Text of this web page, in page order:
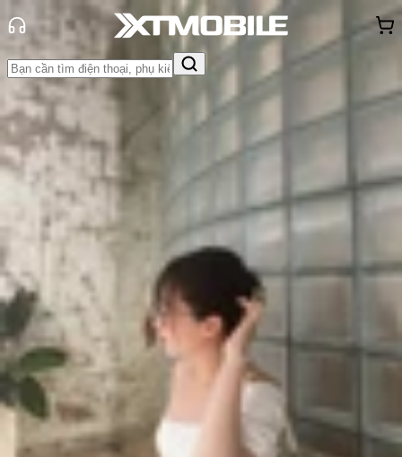
Trang chủ
Tin tức
Hỏi đáp
Tin Mới
Đánh Giá - Trên Tay
Khuyến
Thủ thuật Thông báoKhách
hàng - Sự kiện
Firebase là gì? Hướng dẫn cách sử
dụng Firebase chi tiết
Triệu Vy
Ngày đăng: 30/09/2024
Cập nhật:
30/09/2024
Theo dõi XTMobile trên